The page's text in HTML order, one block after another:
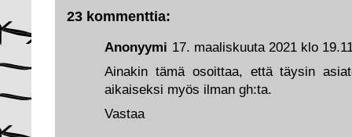
23 kommenttia:
Anonyymi 17. maaliskuuta 2021 klo
Ainakin tämä osoittaa, että täysin
aikaiseksi myös ilman gh:ta.
Vastaa